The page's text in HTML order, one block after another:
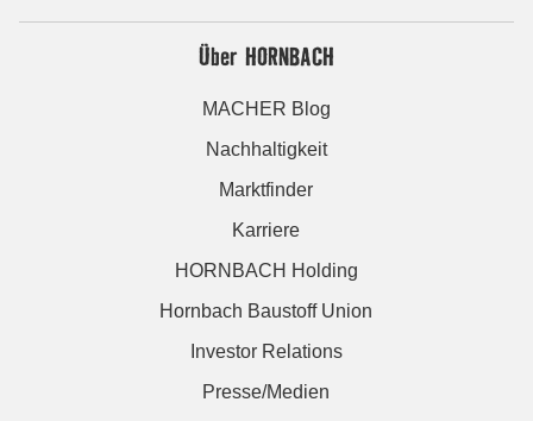
Über HORNBACH
MACHER Blog
Nachhaltigkeit
Marktfinder
Karriere
HORNBACH Holding
Hornbach Baustoff Union
Investor Relations
Presse/Medien